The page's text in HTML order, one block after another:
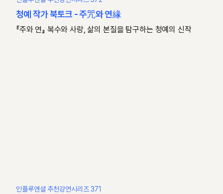
청예 작가 북토크 - 주咒와 연緣
『주와 연』 복수와 사랑, 삶의 본질을 탐구하는 청예의 신작
인플루엔셜 추천강연시리즈 371